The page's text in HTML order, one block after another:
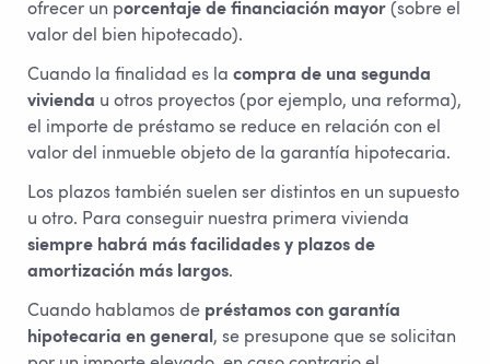
ofrecer un porcentaje de financiación mayor (sobre el
valor del bien hipotecado).
Cuando la finalidad es la compra de una segunda
vivienda u otros proyectos (por ejemplo, una reforma),
el importe de préstamo se reduce en relación con el
valor del inmueble objeto de la garantía hipotecaria.
Los plazos también suelen ser distintos en un supuesto
u otro. Para conseguir nuestra primera vivienda
siempre habrá más facilidades y plazos de
amortización más largos.
Cuando hablamos de préstamos con garantía
hipotecaria en general , se presupone que se solicitan